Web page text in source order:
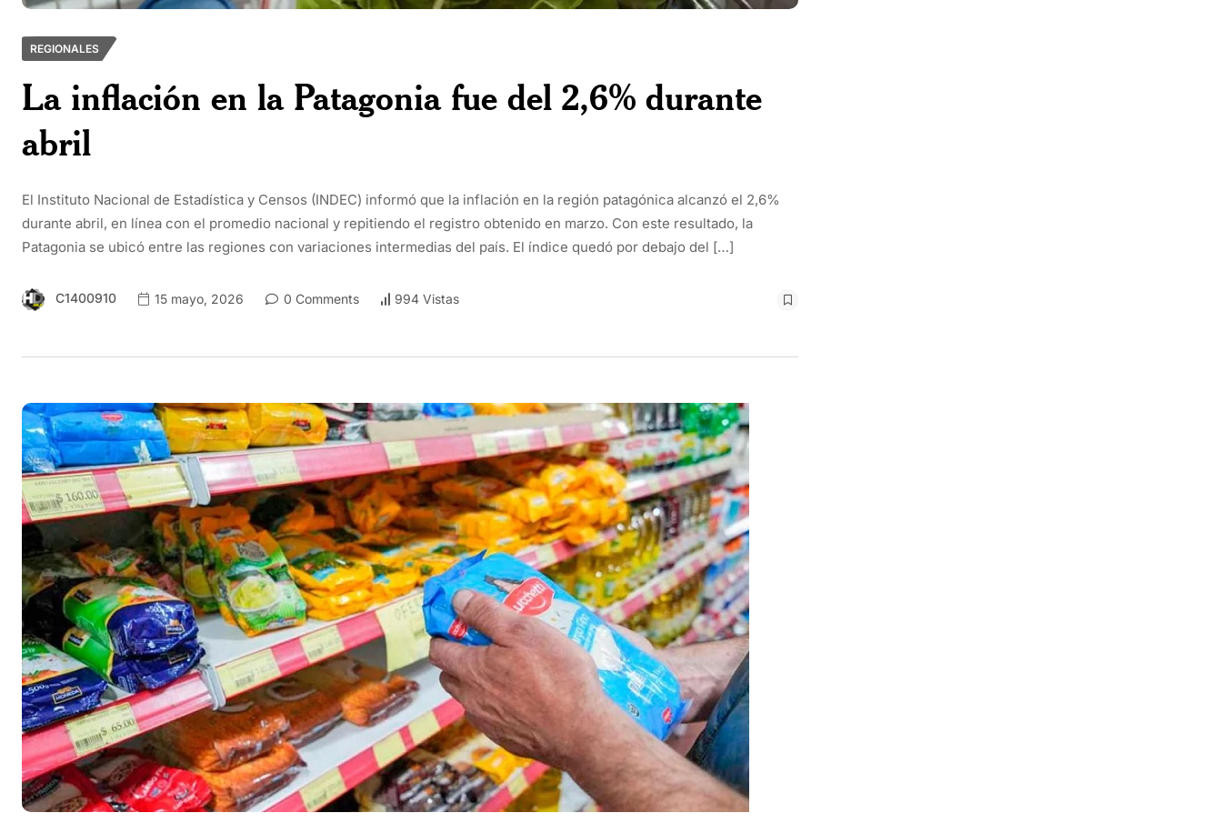
REGIONALES
La inflación en la Patagonia fue del 2,6% durante
abril
El Instituto Nacional de Estadística y Censos (INDEC) informó que la inflación en la región patagónica alcanzó el 2,6%
durante abril, en línea con el promedio nacional y repitiendo el registro obtenido en marzo. Con este resultado, la
Patagonia se ubicó entre las regiones con variaciones intermedias del país. El índice quedó por debajo del […]
C1400910 15 mayo, 2026 0 Comments 994 Vistas